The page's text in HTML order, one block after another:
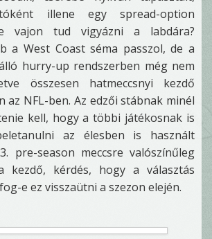
illene egy spread-option
vajon tud vigyázni a labdára?
a West Coast séma passzol, de a
hurry-up rendszerben még nem
összesen hatmeccsnyi kezdő
az NFL-ben. Az edzői stábnak minél
kell, hogy a többi játékosnak is
az élesben is használt
pre-season meccsre valószínűleg
kezdő, kérdés, hogy a választás
e ez visszaütni a szezon elején.